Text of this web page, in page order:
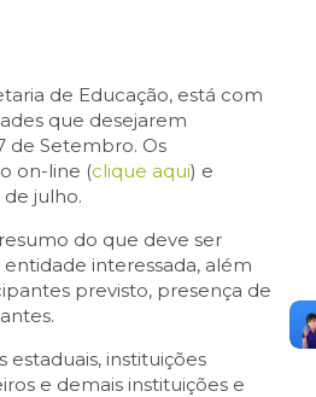
de Educação, está com
que desejarem
de Setembro. Os
on-line (clique aqui) e
julho.
do que deve ser
interessada, além
previsto, presença de
instituições
e demais instituições e